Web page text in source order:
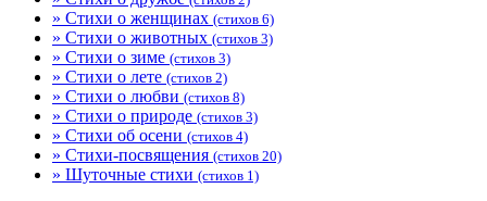
» Стихи о женщинах (стихов 6)
» Стихи о животных (стихов 3)
» Стихи о зиме (стихов 3)
» Стихи о лете (стихов 2)
» Стихи о любви (стихов 8)
» Стихи о природе (стихов 3)
» Стихи об осени (стихов 4)
» Стихи-посвящения (стихов 20)
» Шуточные стихи (стихов 1)